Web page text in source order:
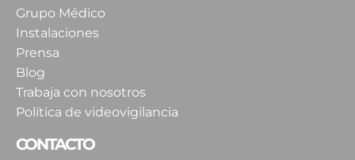
Grupo Médico
Instalaciones
Prensa
Blog
Trabaja con nosotros
Política de videovigilancia
CONTACTO